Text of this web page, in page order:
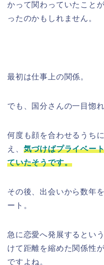
かって関わっていたこと
ったのかもしれません。
最初は仕事上の関係。
でも、国分さんの一目惚れ
何度も顔を合わせるうち
え、 気づけばプライベー
ていたそうです。
その後、出会いから数年
ート。
急に恋愛へ発展するとい
けて距離を縮めた関係性
ですよね。